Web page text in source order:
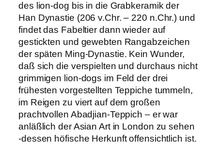
des lion-dog bis in die Grabkeramik der
Han Dynastie (206 v.Chr. – 220 n.Chr.) und
findet das Fabeltier dann wieder auf
gestickten und gewebten Rangabzeichen
der späten Ming-Dynastie. Kein Wunder,
daß sich die verspielten und durchaus nicht
grimmigen lion-dogs im Feld der drei
frühesten vorgestellten Teppiche tummeln,
im Reigen zu viert auf dem großen
prachtvollen Abadjian-Teppich – er war
anläßlich der Asian Art in London zu sehen
-dessen höfische Herkunft offensichtlich ist.